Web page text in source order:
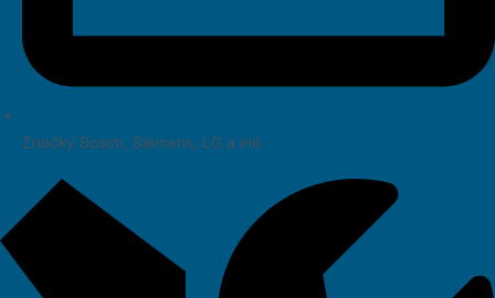
Značky Bosch, Siemens, LG a iné